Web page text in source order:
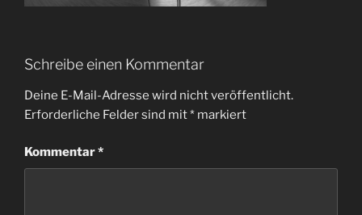
Schreibe einen Kommentar
Deine E-Mail-Adresse wird nicht veröffentlicht.
Erforderliche Felder sind mit* markiert
Kommentar*